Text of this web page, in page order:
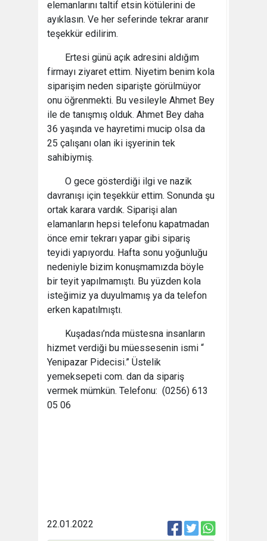
elemanlarını taltif etsin kötülerini de
ayıklasın. Ve her seferinde tekrar aranır
teşekkür edilirim.
Ertesi günü açık adresini aldığım
firmayı ziyaret ettim. Niyetim benim kola
siparişim neden siparişte görülmüyor
onu öğrenmekti. Bu vesileyle Ahmet Bey
ile de tanışmış olduk. Ahmet Bey daha
36 yaşında ve hayretimi mucip olsa da
25 çalışanı olan iki işyerinin tek
sahibiymiş.
O gece gösterdiği ilgi ve nazik
davranışı için teşekkür ettim. Sonunda şu
ortak karara vardık. Siparişi alan
elamanların hepsi telefonu kapatmadan
önce emir tekrarı yapar gibi sipariş
teyidi yapıyordu. Hafta sonu yoğunluğu
nedeniyle bizim konuşmamızda böyle
bir teyit yapılmamıştı. Bu yüzden kola
isteğimiz ya duyulmamış ya da telefon
erken kapatılmıştı.
Kuşadası’nda müstesna insanların
hizmet verdiği bu müessesenin ismi “
Yenipazar Pidecisi.” Üstelik
yemeksepeti com. dan da sipariş
vermek mümkün. Telefonu: (0256) 613
05 06
22.01.2022